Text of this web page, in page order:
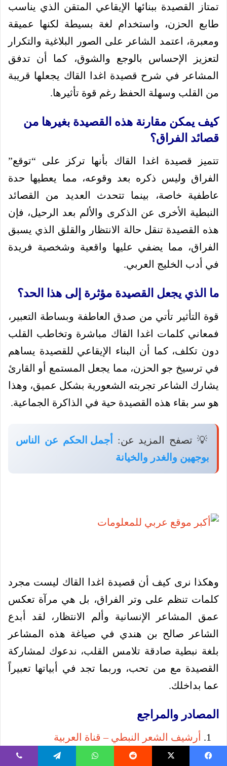
تمتاز القصيدة ببنائها الإيقاعي المتقن الذي يناسب
طابع الحزن، واستخدام لغة بسيطة لكنها عميقة
ومعبرة، اعتمد الشاعر على الصور البلاغية والتكرار
لتعزيز الإحساس بالوجع والشوق، كما أن تدفق
المشاعر في شرح قصيدة اغدا القاك يجعلها قريبة
من القلب وسهلة الحفظ رغم قوة تأثيرها.
كيف يمكن مقارنة هذه القصيدة بغيرها من
قصائد الفراق؟
تتميز قصيدة اغدا القاك بأنها تركز على “توقع”
الفراق وليس ذكره بعد وقوعه، مما يعطيها حدة
عاطفية خاصة، بينما تتحدث العديد من القصائد
النبطية الأخرى عن الذكرى والألم بعد الرحيل، فإن
هذه القصيدة تنقل حالة الانتظار والقلق الذي يسبق
الفراق، مما يضفي عليها واقعية وشخصية فريدة
في أدب الخليج العربي.
ما الذي يجعل القصيدة مؤثرة إلى هذا الحد؟
قوة التأثير تأتي من صدق العاطفة وبساطة التعبير،
فمعاني كلمات اغدا القاك مباشرة وتخاطب القلب
دون تكلف، كما أن البناء الإيقاعي للقصيدة يساهم
في ترسيخ جو الحزن، مما يجعل المستمع أو القارئ
يشارك الشاعر تجربته الشعورية بشكل عميق، وهذا
هو سر بقاء هذه القصيدة حية في الذاكرة الجماعية.
💡 تصفح المزيد عن:
أجمل الحكم عن الناس
بوجهين والغدر والخيانة
وهكذا نرى كيف أن قصيدة اغدا القاك ليست مجرد
كلمات تنظم على وتر الفراق، بل هي مرآة تعكس
عمق المشاعر الإنسانية وألم الانتظار، لقد أبدع
الشاعر صالح بن هندي في صياغة هذه المشاعر
بلغة نبطية صادقة تلامس القلب، ندعوك لمشاركة
القصيدة مع من تحب، وربما تجد في أبياتها تعبيراً
عما بداخلك.
المصادر والمراجع
أرشيف الشعر النبطي – قناة العربية
شخصيات وأدب – مجلة سيدتي